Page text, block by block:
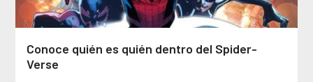
Conoce quién es quién dentro del Spider-
Verse